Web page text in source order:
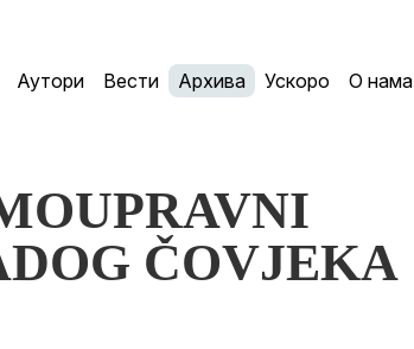
Аутори Вести Архива Ускоро О нама
ČOVJEKA